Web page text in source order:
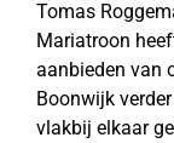
Tomas
Mariatroon
aanbieden van
Boonwijk
vlakbij elkaar